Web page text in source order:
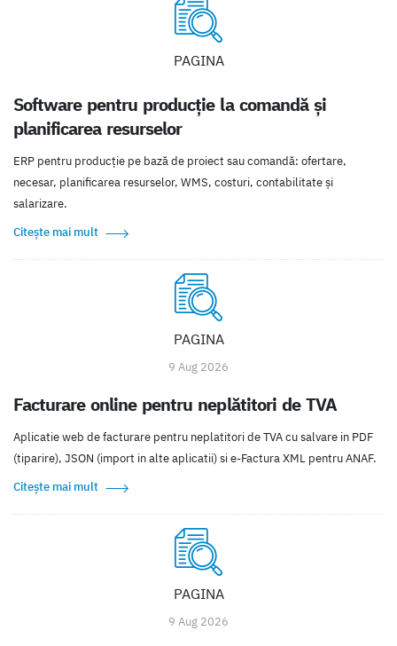
PAGINA
Software pentru producție la comandă și
planificarea resurselor
ERP pentru producție pe bază de proiect sau comandă: ofertare,
necesar, planificarea resurselor, WMS, costuri, contabilitate și
salarizare.
Citește mai mult
PAGINA
9 Aug 2026
Facturare online pentru neplătitori de TVA
Aplicatie web de facturare pentru neplatitori de TVA cu salvare in PDF
(tiparire), JSON (import in alte aplicatii) si e-Factura XML pentru ANAF.
Citește mai mult
PAGINA
9 Aug 2026